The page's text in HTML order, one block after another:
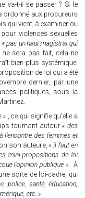
va-t-il se passer ? Si le
ordonné aux procureurs
qui vient, à examiner ou
violences sexuelles
« pas un haut magistrat qui
ne sera pas fait, cela ne
bien plus systémique.
de loi qui a été
dernier, par une
politiques, sous la
» , ce qui signifie qu’elle a
tournant autour « des
l’encontre des femmes et
son auteure, « il faut en
mini-propositions de loi
l'opinion publique » . À
sorte de loi-cadre, qui
police, santé, éducation,
etc. »